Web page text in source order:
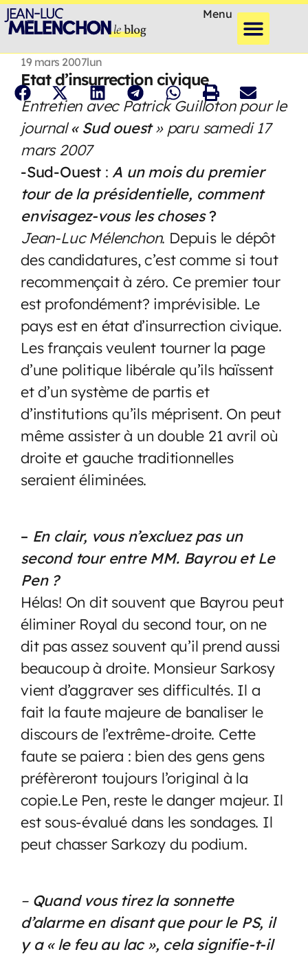
Menu
19 mars 2007lun
Etat d’insurrection civique
Entretien avecPatrick Guilloton pour le
journal« Sud ouest» paru samedi 17
mars 2007
-Sud-Ouest : A un mois du premier
tour de la présidentielle, comment
envisagez-vous les choses?
Jean-Luc Mélenchon. Depuis le dépôt
des candidatures, c’est comme si tout
recommençait à zéro. Ce premier tour
est profondément? imprévisible. Le
pays est en état d’insurrection civique.
Les français veulent tourner la page
d’une politique libérale qu’ils haïssent
et d’un système de partis et
d’institutions qu’ils méprisent. On peut
même assister à un double 21 avril où
droite et gauche traditionnelles
seraient éliminées.
– En clair, vous n’excluez pas un
second tour entre MM. Bayrou et Le
Pen ?
Hélas! On dit souvent que Bayrou peut
éliminer Royal du second tour, on ne
dit pas assez souvent qu’il prend aussi
beaucoup à droite. Monsieur Sarkosy
vient d’aggraver ses difficultés. Il a
fait la faute majeure de banaliser le
discours de l’extrême-droite. Cette
faute se paiera : bien des gens gens
préfèreront toujours l’original à la
copie.Le Pen, reste le danger majeur. Il
est sous-évalué dans les sondages. Il
peut chasser Sarkozy du podium.
– Quand vous tirez la sonnette
d’alarme en disant que pour le PS, il
y a « le feu au lac », cela signifie-t-il